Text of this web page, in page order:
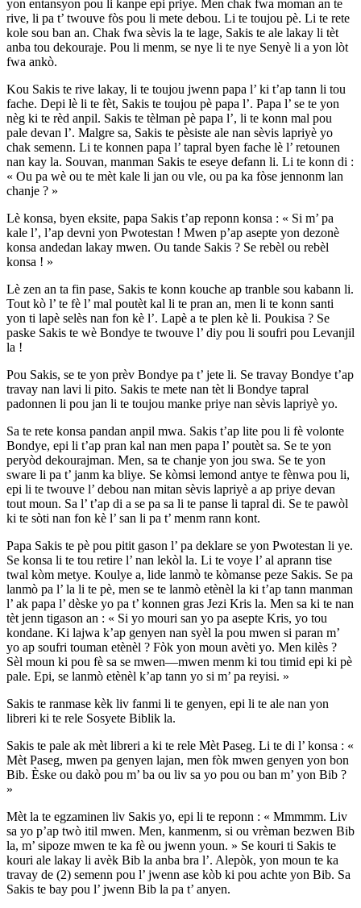
yon entansyon pou li kanpe epi priye. Men chak fwa moman an te
rive, li pa t’ twouve fòs pou li mete debou. Li te toujou pè. Li te rete
kole sou ban an. Chak fwa sèvis la te lage, Sakis te ale lakay li tèt
anba tou dekouraje. Pou li menm, se nye li te nye Senyè li a yon lòt
fwa ankò.
Kou Sakis te rive lakay, li te toujou jwenn papa l’ ki t’ap tann li tou
fache. Depi lè li te fèt, Sakis te toujou pè papa l’. Papa l’ se te yon
nèg ki te rèd anpil. Sakis te tèlman pè papa l’, li te konn mal pou
pale devan l’. Malgre sa, Sakis te pèsiste ale nan sèvis lapriyè yo
chak semenn. Li te konnen papa l’ tapral byen fache lè l’ retounen
nan kay la. Souvan, manman Sakis te eseye defann li. Li te konn di :
« Ou pa wè ou te mèt kale li jan ou vle, ou pa ka fòse jennonm lan
chanje ? »
Lè konsa, byen eksite, papa Sakis t’ap reponn konsa : « Si m’ pa
kale l’, l’ap devni yon Pwotestan ! Mwen p’ap asepte yon dezonè
konsa andedan lakay mwen. Ou tande Sakis ? Se rebèl ou rebèl
konsa ! »
Lè zen an ta fin pase, Sakis te konn kouche ap tranble sou kabann li.
Tout kò l’ te fè l’ mal poutèt kal li te pran an, men li te konn santi
yon ti lapè selès nan fon kè l’. Lapè a te plen kè li. Poukisa ? Se
paske Sakis te wè Bondye te twouve l’ diy pou li soufri pou Levanjil
la !
Pou Sakis, se te yon prèv Bondye pa t’ jete li. Se travay Bondye t’ap
travay nan lavi li pito. Sakis te mete nan tèt li Bondye tapral
padonnen li pou jan li te toujou manke priye nan sèvis lapriyè yo.
Sa te rete konsa pandan anpil mwa. Sakis t’ap lite pou li fè volonte
Bondye, epi li t’ap pran kal nan men papa l’ poutèt sa. Se te yon
peryòd dekourajman. Men, sa te chanje yon jou swa. Se te yon
sware li pa t’ janm ka bliye. Se kòmsi lemond antye te fènwa pou li,
epi li te twouve l’ debou nan mitan sèvis lapriyè a ap priye devan
tout moun. Sa l’ t’ap di a se pa sa li te panse li tapral di. Se te pawòl
ki te sòti nan fon kè l’ san li pa t’ menm rann kont.
Papa Sakis te pè pou pitit gason l’ pa deklare se yon Pwotestan li ye.
Se konsa li te tou retire l’ nan lekòl la. Li te voye l’ al aprann tise
twal kòm metye. Koulye a, lide lanmò te kòmanse peze Sakis. Se pa
lanmò pa l’ la li te pè, men se te lanmò etènèl la ki t’ap tann manman
l’ ak papa l’ dèske yo pa t’ konnen gras Jezi Kris la. Men sa ki te nan
tèt jenn tigason an : « Si yo mouri san yo pa asepte Kris, yo tou
kondane. Ki lajwa k’ap genyen nan syèl la pou mwen si paran m’
yo ap soufri touman etènèl ? Fòk yon moun avèti yo. Men kilès ?
Sèl moun ki pou fè sa se mwen—mwen menm ki tou timid epi ki pè
pale. Epi, se lanmò etènèl k’ap tann yo si m’ pa reyisi. »
Sakis te ranmase kèk liv fanmi li te genyen, epi li te ale nan yon
libreri ki te rele Sosyete Biblik la.
Sakis te pale ak mèt libreri a ki te rele Mèt Paseg. Li te di l’ konsa : «
Mèt Paseg, mwen pa genyen lajan, men fòk mwen genyen yon bon
Bib. Èske ou dakò pou m’ ba ou liv sa yo pou ou ban m’ yon Bib ?
»
Mèt la te egzaminen liv Sakis yo, epi li te reponn : « Mmmmm. Liv
sa yo p’ap twò itil mwen. Men, kanmenm, si ou vrèman bezwen Bib
la, m’ sipoze mwen te ka fè ou jwenn youn. » Se kouri ti Sakis te
kouri ale lakay li avèk Bib la anba bra l’. Alepòk, yon moun te ka
travay de (2) semenn pou l’ jwenn ase kòb ki pou achte yon Bib. Sa
Sakis te bay pou l’ jwenn Bib la pa t’ anyen.